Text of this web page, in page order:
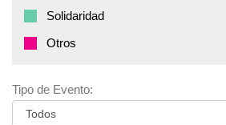
Solidaridad
Otros
Tipo de Evento: